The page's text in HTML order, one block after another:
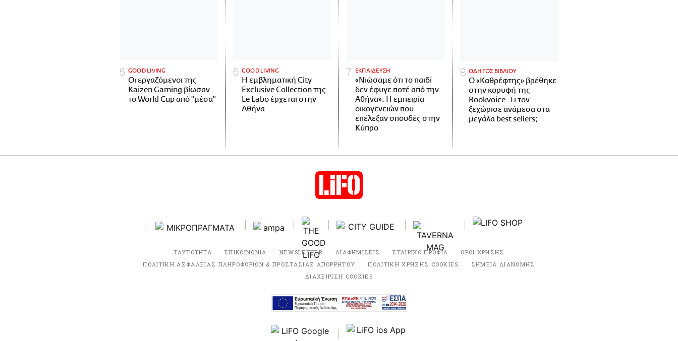
GOOD LIVING
Οι εργαζόμενοι της
Kaizen Gaming βίωσαν
το World Cup από "μέσα"
GOOD LIVING
Η εμβληματική City
Exclusive Collection της
Le Labo έρχεται στην
Αθήνα
ΕΚΠΑΙΔΕΥΣΗ
«Νιώσαμε ότι το παιδί
δεν έφυγε ποτέ από την
Αθήνα»: Η εμπειρία
οικογενειών που
επέλεξαν σπουδές στην
Κύπρο
ΟΔΗΓΟΣ ΒΙΒΛΙΟΥ
Ο «Καθρέφτης» βρέθηκε
στην κορυφή της
Bookvoice. Τι τον
ξεχώρισε ανάμεσα στα
μεγάλα best sellers;
ΤΑΥΤΟΤΗΤΑ ΕΠΙΚΟΙΝΩΝΙΑ NEWSLETTER ΔΙΑΦΗΜΙΣΕΙΣ ΕΤΑΙΡΙΚΟ ΠΡΟΦΙΛ
ΟΡΟΙ ΧΡΗΣΗΣ
ΠΟΛΙΤΙΚΗ ΑΣΦΑΛΕΙΑΣ ΠΛΗΡΟΦΟΡΙΩΝ & ΠΡΟΣΤΑΣΙΑΣ ΑΠΟΡΡΗΤΟΥ
ΠΟΛΙΤΙΚΗ ΧΡΗΣΗΣ COOKIES
ΣΗΜΕΙΑ ΔΙΑΝΟΜΗΣ
ΔΙΑΧΕΙΡΙΣΗ COOKIES